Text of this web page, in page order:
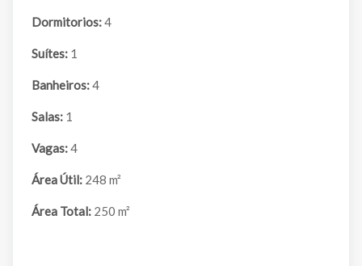
Dormitorios: 4
Suítes: 1
Banheiros: 4
Salas: 1
Vagas: 4
Área Útil: 248 m²
Área Total: 250 m²